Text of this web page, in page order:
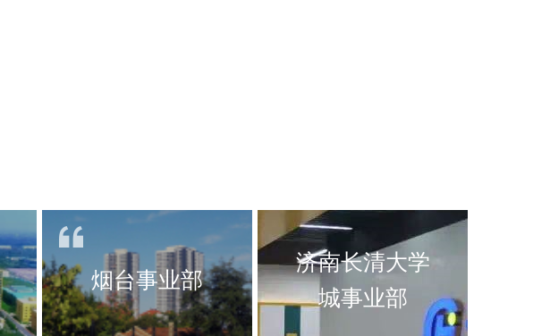
烟台事业部
济南长清大学
城事业部